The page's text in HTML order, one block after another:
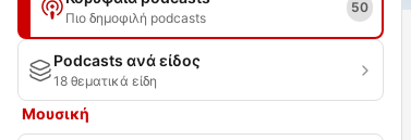
Πιο δημοφιλή podcasts
50
Podcasts ανά είδος
18 θεματικά είδη
Μουσική